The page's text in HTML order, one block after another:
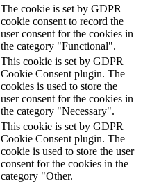
The cookie is set by GDPR
cookie consent to record the
user consent for the cookies in
the category "Functional".
This cookie is set by GDPR
Cookie Consent plugin. The
cookies is used to store the
user consent for the cookies in
the category "Necessary".
This cookie is set by GDPR
Cookie Consent plugin. The
cookie is used to store the user
consent for the cookies in the
category "Other.